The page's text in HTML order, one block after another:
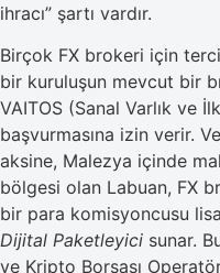
ihracı” şartı vardır.
Birçok FX brokeri için
bir kuruluşun mevcut bir
VAITOS (Sanal Varlık ve
başvurmasına izin verir.
aksine, Malezya içinde
bölgesi olan Labuan, FX
bir para komisyoncusu
Dijital Paketleyici sunar.
ve Kripto Borsası